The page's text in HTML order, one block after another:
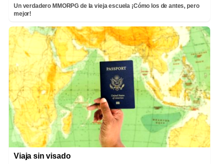
Un verdadero MMORPG de la vieja escuela ¡Cómo los de antes, pero
mejor!
Viaja sin visado